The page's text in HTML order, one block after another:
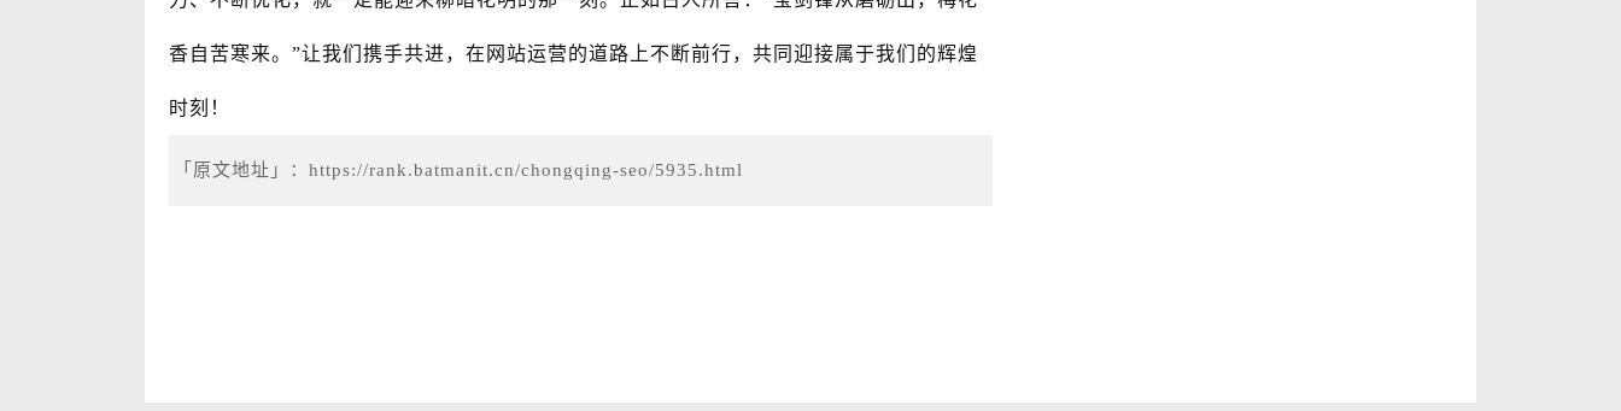
香自苦寒来。”让我们携手共进，在网站运营的道路上不断前行，共同迎接属于我们的辉煌
时刻！
「原文地址」：https://rank.batmanit.cn/chongqing-seo/5935.html